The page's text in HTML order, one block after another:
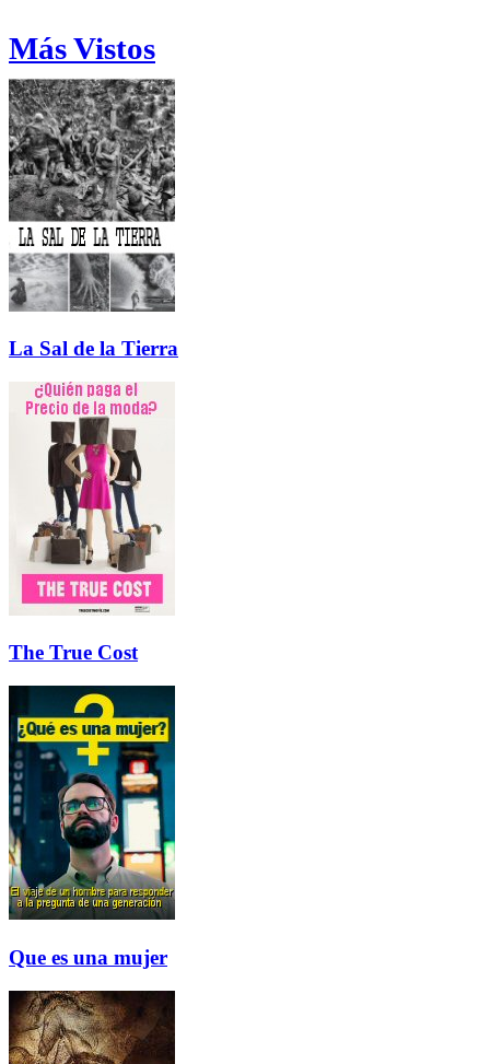
Más Vistos
La Sal de la Tierra
The True Cost
Que es una mujer